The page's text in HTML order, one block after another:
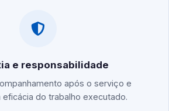
e responsabilidade
após o serviço e
eficácia do trabalho executado.